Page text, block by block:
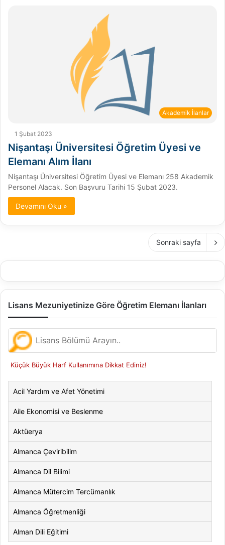
Akademik İlanlar
1 Şubat 2023
Nişantaşı Üniversitesi Öğretim Üyesi ve
Elemanı Alım İlanı
Nişantaşı Üniversitesi Öğretim Üyesi ve Elemanı 258 Akademik
Personel Alacak. Son Başvuru Tarihi 15 Şubat 2023.
Devamını Oku »
Sonraki sayfa
Lisans Mezuniyetinize Göre Öğretim Elemanı İlanları
Küçük Büyük Harf Kullanımına Dikkat Ediniz!
Acil Yardım ve Afet Yönetimi
Aile Ekonomisi ve Beslenme
Aktüerya
Almanca Çeviribilim
Almanca Dil Bilimi
Almanca Mütercim Tercümanlık
Almanca Öğretmenliği
Alman Dili Eğitimi